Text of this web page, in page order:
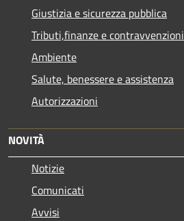
Giustizia e sicurezza pubblica
Tributi,finanze e contravvenzioni
Ambiente
Salute, benessere e assistenza
Autorizzazioni
NOVITÀ
Notizie
Comunicati
Avvisi